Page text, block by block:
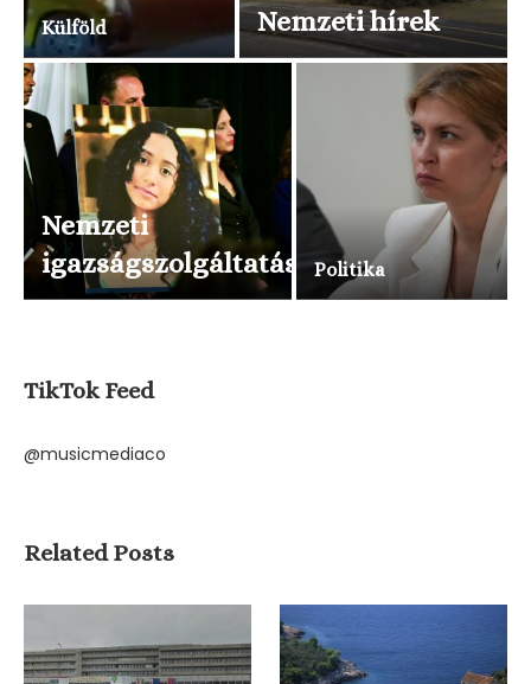
Külföld Nemzeti hírek
Nemzeti
igazságszolgáltatás
Politika
TikTok Feed
@musicmediaco
Related Posts